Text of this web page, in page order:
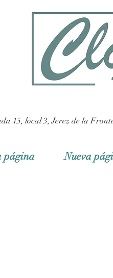
15, local 3, Jerez de la
página Nueva